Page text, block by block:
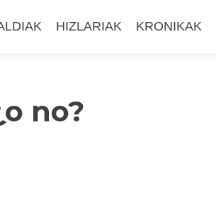
HIZLARIAK KRONIKAK
no?